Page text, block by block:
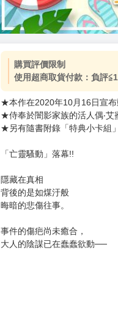
加價購 ( 共
(加購品) 買
-
購買評價限制
使用超商取貨付款：負評
★本作在2020年10月16日宣布
★侍奉於闇影家族的活人偶‧艾